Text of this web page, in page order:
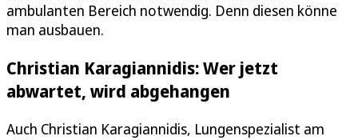
ambulanten Bereich notwendig. Denn diesen könne
man ausbauen.
Christian Karagiannidis: Wer jetzt
abwartet, wird abgehangen
Auch Christian Karagiannidis, Lungenspezialist am